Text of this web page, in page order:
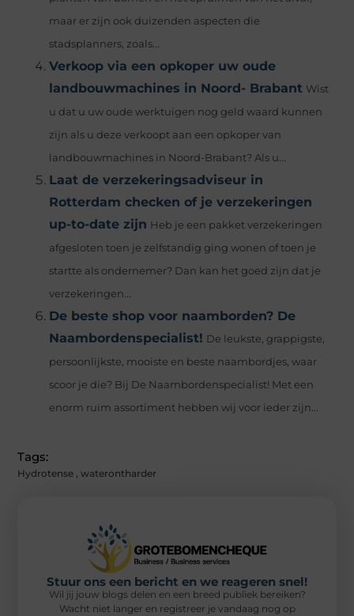
maar er zijn ook duizenden aspecten die
stadsplanners, zoals...
Verkoop via een opkoper uw oude
landbouwmachines in Noord- Brabant Wist
u dat u uw oude werktuigen nog geld waard kunnen
zijn als u deze verkoopt aan een opkoper van
landbouwmachines in Noord-Brabant? Als u...
Laat de verzekeringsadviseur in
Rotterdam checken of je verzekeringen
up-to-date zijn Heb je een pakket verzekeringen
afgesloten toen je zelfstandig ging wonen of toen je
startte als ondernemer? Dan kan het goed zijn dat je
verzekeringen...
De beste shop voor naamborden? De
Naambordenspecialist! De leukste, grappigste,
persoonlijkste, mooiste en beste naambordjes, waar
scoor je die? Bij De Naambordenspecialist! Met een
enorm ruim assortiment hebben wij voor ieder zijn...
Tags:
Hydrotense ,waterontharder
Stuur ons een bericht en we reageren snel!
Wil jij jouw blogs delen en een breed publiek bereiken?
Wacht niet langer en registreer je vandaag nog op